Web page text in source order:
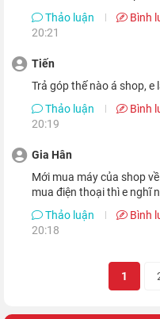
iPhone 6+ đi kèm với vi
nhanh hơn chip A7 của
lớn hơn và các tính
nanomet tiên tiến dẫn đến
Thảo luận
Bình
20:21
Tiến
Trả góp thế nào á shop, e
Thảo luận
Bình
20:19
Gia Hân
Mới mua máy của shop về. may đẹp lắm ạ . mọi người ai muốn
mua điện thoại thì e nghĩ
Thảo luận
Bình
20:18
1